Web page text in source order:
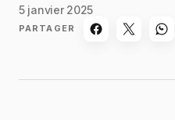
5 janvier 2025
PARTAGER